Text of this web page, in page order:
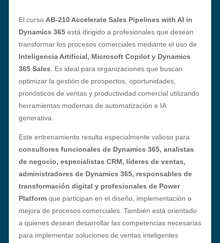
El curso AB-210 Accelerate Sales Pipelines with AI in
Dynamics 365está dirigido a profesionales que desean
transformar los procesos comerciales mediante el uso de
Inteligencia Artificial, Microsoft Copilot y Dynamics
365 Sales . Es ideal para organizaciones que buscan
optimizar la gestión de prospectos, oportunidades,
pronósticos de ventas y productividad comercial utilizando
herramientas modernas de automatización e IA
generativa.
Este entrenamiento resulta especialmente valioso para
consultores funcionales de Dynamics 365, analistas
de negocio, especialistas CRM, líderes de ventas,
administradores de Dynamics 365, responsables de
transformación digital y profesionales de Power
Platformque participan en el diseño, implementación o
mejora de procesos comerciales. También está orientado
a quienes desean desarrollar las competencias necesarias
para implementar soluciones de ventas inteligentes